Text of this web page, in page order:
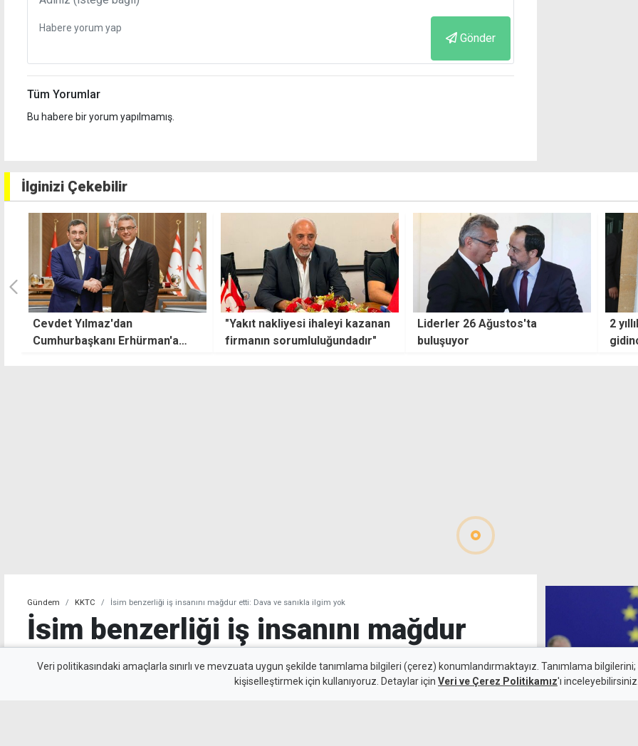
Gönder
Tüm Yorumlar
Bu habere bir yorum yapılmamış.
İlginizi Çekebilir
"Yakıt nakliyesi ihaleyi kazanan
firmanın sorumluluğundadır"
Liderler 26 Ağustos'ta
buluşuyor
2 yıllık kaçak yaşamını polise
gidince sonlandırdı
Gündem KKTC İsim benzerliği iş insanını mağdur etti: Dava ve sanıkla ilgim yok
İsim benzerliği iş insanını mağdur
etti: Dava ve sanıkla ilgim yok
Veri politikasındaki amaçlarla sınırlı ve mevzuata uygun şekilde tanımlama bilgileri (çerez) konumlandırmaktayız. Tanımlama
kişiselleştirmek için kullanıyoruz. Detaylar için Veri ve Çerez Politikamız'ı inceleyebilirsiniz.